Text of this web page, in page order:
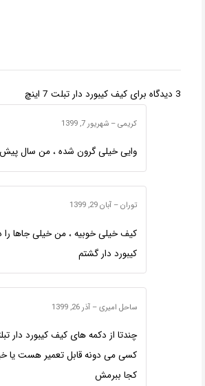
3 دیدگاه برای کیف کیبورد دار تبلت 7 اینچ
کریمی– شهریور 7, 1399
وایی خیلی گرون شده ، من سال پیش خریدم
توران– آبان 29, 1399
کیف خیلی خوبیه ، من خیلی جاها را
کیبورد دار گشتم
ساحل امیری– آذر 26, 1399
چندتا از دکمه های کیف کیبورد دار
کسی می دونه قابل تعمیر هست یا
کجا ببرمش